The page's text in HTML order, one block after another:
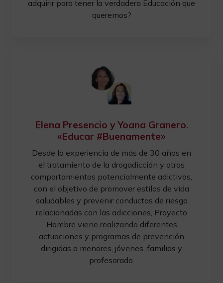
adquirir para tener la verdadera Educación que
queremos?
Elena Presencio y Yoana Granero.
«Educar #Buenamente»
Desde la experiencia de más de 30 años en
el tratamiento de la drogadicción y otros
comportamientos potencialmente adictivos,
con el objetivo de promover estilos de vida
saludables y prevenir conductas de riesgo
relacionadas con las adicciones, Proyecto
Hombre viene realizando diferentes
actuaciones y programas de prevención
dirigidas a menores, jóvenes, familias y
profesorado.